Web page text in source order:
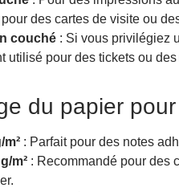
pour des cartes de visite ou
couché : Si vous privilégiez
utilisé pour des tickets ou
du papier
m² : Parfait pour des notes
m² : Recommandé pour des